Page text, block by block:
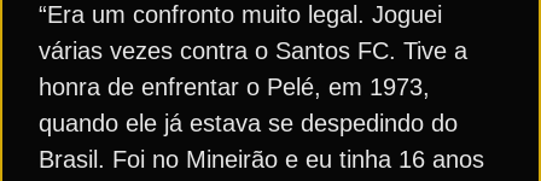
“Era um confronto muito legal. Joguei
várias vezes contra o Santos FC. Tive a
honra de enfrentar o Pelé, em 1973,
quando ele já estava se despedindo do
Brasil. Foi no Mineirão e eu tinha 16 anos